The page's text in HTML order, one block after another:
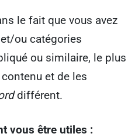
le fait que vous avez
ou catégories
ou similaire, le plus
et de les
différent.
vous être utiles :